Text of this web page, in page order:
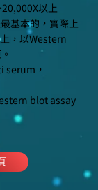
以上
基本的，實際上
，以Western
serum，
blot assay